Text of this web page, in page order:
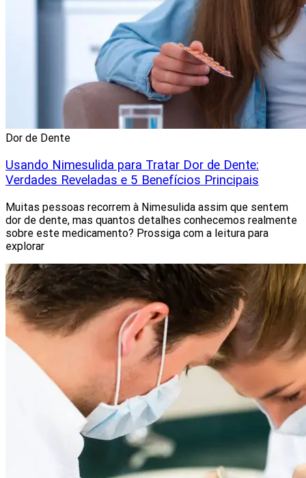
Dor de Dente
Usando Nimesulida para Tratar Dor de Dente:
Verdades Reveladas e 5 Benefícios Principais
Muitas pessoas recorrem à Nimesulida assim que sentem
dor de dente, mas quantos detalhes conhecemos realmente
sobre este medicamento? Prossiga com a leitura para
explorar